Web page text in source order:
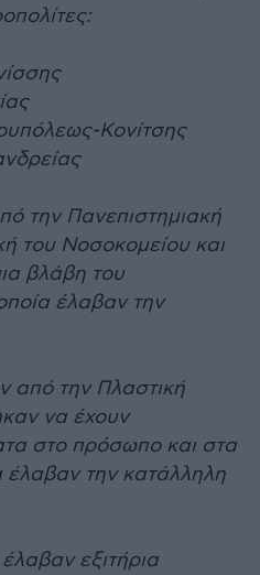
Κονίτσης
την Πανεπιστημιακή
του Νοσοκομείου και
βλάβη του
έλαβαν την
από την Πλαστική
να έχουν
στο πρόσωπο και στα
την κατάλληλη
εξιτήρια